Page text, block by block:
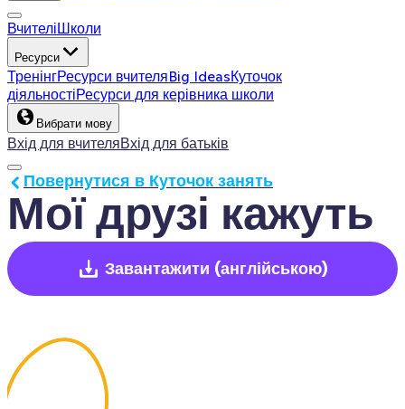
ВчителіШколи
Ресурси
ТренінгРесурси вчителяBig IdeasКуточок
діяльностіРесурси для керівника школи
Вибрати мову
Вхід для вчителяВхід для батьків
Мої друзі кажуть
Повернутися в Куточок занять
Завантажити (англійською)